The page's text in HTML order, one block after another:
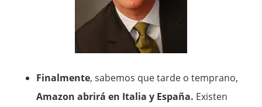
Finalmente, sabemos que tarde o temprano,
Amazon abrirá en Italia y España. Existen